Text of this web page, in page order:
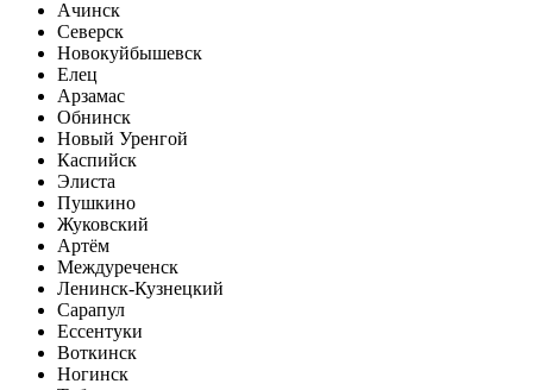
Ачинск
Северск
Новокуйбышевск
Елец
Арзамас
Обнинск
Новый Уренгой
Каспийск
Элиста
Пушкино
Жуковский
Артём
Междуреченск
Ленинск-Кузнецкий
Сарапул
Ессентуки
Воткинск
Ногинск